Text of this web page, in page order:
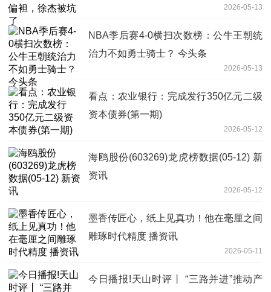
2026-05-13
NBA季后赛4-0横扫次数榜：公牛王朝统
治力不如勇士骑士？ 今头条
2026-05-13
看点：农业银行：完成发行350亿元二级
资本债券(第一期)
2026-05-12
海鸥股份(603269)龙虎榜数据(05-12) 新
资讯
2026-05-12
墨香传匠心，纸上见真功！他在毫厘之间
雕琢时代精度 播资讯
2026-05-11
今日播报!天山时评丨 “三路并进”推动产